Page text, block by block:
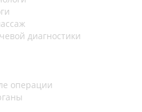
диагностики
операции